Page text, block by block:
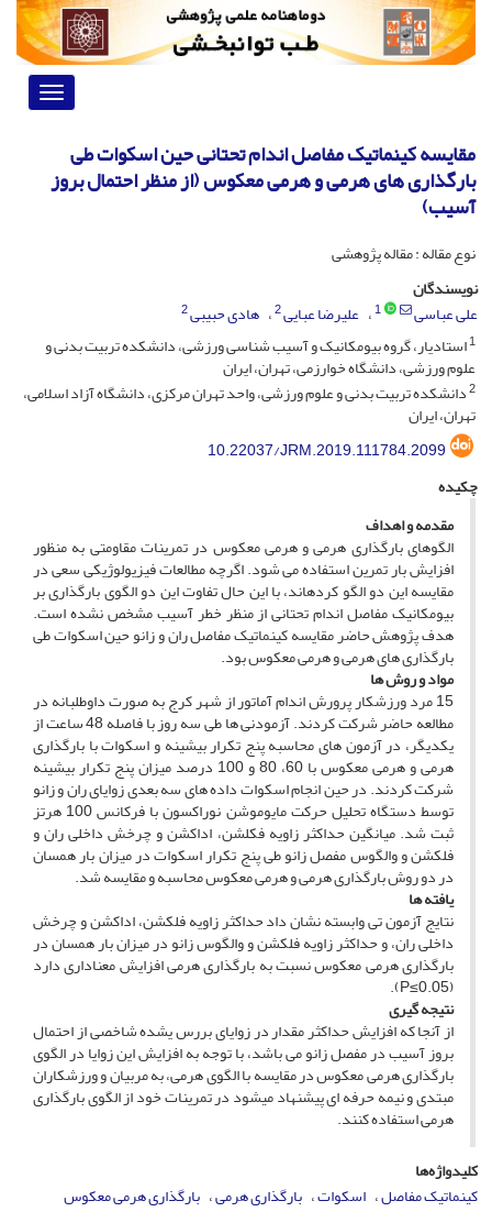
Toggle
مقایسه کینماتیک مفاصل اندام تحتانی حین اسکوات طی
بارگذاری ‏های هرمی و هرمی معکوس (از منظر احتمال بروز
آسیب)
نوع مقاله : مقاله پژوهشی
نویسندگان
علی عباسی
1 علیرضا عبایی2 هادی حبیبی2
1استادیار، گروه بیومکانیک و آسیب شناسی ورزشی، دانشکده تربیت بدنی و
علوم ورزشی، دانشگاه خوارزمی، تهران، ایران
2دانشکده تربیت بدنی و علوم ورزشی، واحد تهران مرکزی، دانشگاه آزاد اسلامی،
تهران، ایران
10.22037/JRM.2019.111784.2099
چکیده
مقدمه و اهداف
الگوهای بارگذاری هرمی و هرمی معکوس در تمرینات مقاومتی به منظور
افزایش بار تمرین استفاده می­ شود. اگرچه مطالعات فیزیولوژیکی سعی در
مقایسه این دو الگو کرده­اند، با این حال تفاوت این دو الگوی بارگذاری بر
بیومکانیک مفاصل اندام تحتانی از منظر خطر آسیب مشخص نشده است.
هدف پژوهش حاضر مقایسه کینماتیک مفاصل ران و زانو حین اسکوات طی
بارگذاری­ های هرمی و هرمی معکوس بود.
مواد و روش ­ها
15 مرد ورزشکار پرورش اندام آماتور از شهر کرج به صورت داوطلبانه در
مطالعه حاضر شرکت کردند. آزمودنی­ ها طی سه روز با فاصله 48 ساعت از
یکدیگر، در آزمون­ های محاسبه پنج تکرار بیشینه و اسکوات با بارگذاری
هرمی و هرمی معکوس با 60، 80 و 100 درصد میزان پنج تکرار بیشینه
شرکت کردند. در حین انجام اسکوات داده ­های سه ­بعدی زوایای ران و زانو
توسط دستگاه تحلیل حرکت مایوموشن نوراکسون با فرکانس 100 هرتز
ثبت شد. میانگین حداکثر زاویه فکلشن، اداکشن و چرخش داخلی ران و
فلکشن و والگوس مفصل زانو طی پنج تکرار اسکوات در میزان بار همسان
در دو روش بارگذاری هرمی و هرمی معکوس محاسبه و مقایسه شد.
یافته­ ها
نتایج آزمون تی وابسته نشان داد حداکثر زاویه فلکشن، اداکشن و چرخش
داخلی ران، و حداکثر زاویه فلکشن و والگوس زانو در میزان بار همسان در
بارگذاری هرمی معکوس نسبت به بارگذاری هرمی افزایش معناداری دارد
(0.05≥P).
نتیجه­ گیری
از آنجا که افزایش حداکثر مقدار در زوایای بررس ی­شده شاخصی از احتمال
بروز آسیب در مفصل زانو می­ باشد، با توجه به افزایش این زوایا در الگوی
بارگذاری هرمی معکوس در مقایسه با الگوی هرمی، به مربیان و ورزشکاران
مبتدی و نیمه ­حرفه ­ای پیشنهاد می­شود در تمرینات خود از الگوی بارگذاری
هرمی استفاده کنند.
کلیدواژه‌ها
کینماتیک مفاصل اسکوات بارگذاری هرمی بارگذاری هرمی معکوس